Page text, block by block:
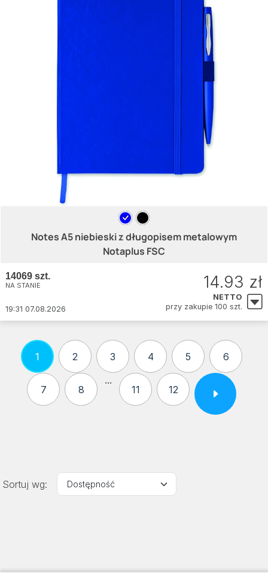
Notes A5 niebieski z długopisem metalowym
Notaplus FSC
14069 szt.
NA STANIE
19:31 07.08.2026
14.93 zł
NETTO
przy zakupie 100 szt.
1 2 3 4 5 6
7 8
...
11 12
Sortuj wg: